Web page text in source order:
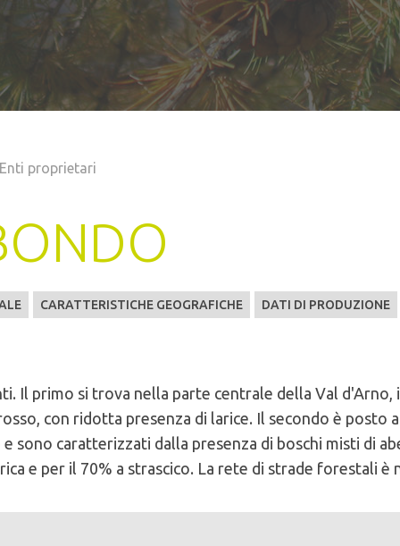
Enti proprietari
CARATTERISTICHE GEOGRAFICHE DATI DI PRODUZIONE
Il primo si trova nella parte centrale della Val
con ridotta presenza di larice. Il secondo è
sono caratterizzati dalla presenza di boschi misti di
e per il 70% a strascico. La rete di strade forestali è
comune di Comune di Bondo